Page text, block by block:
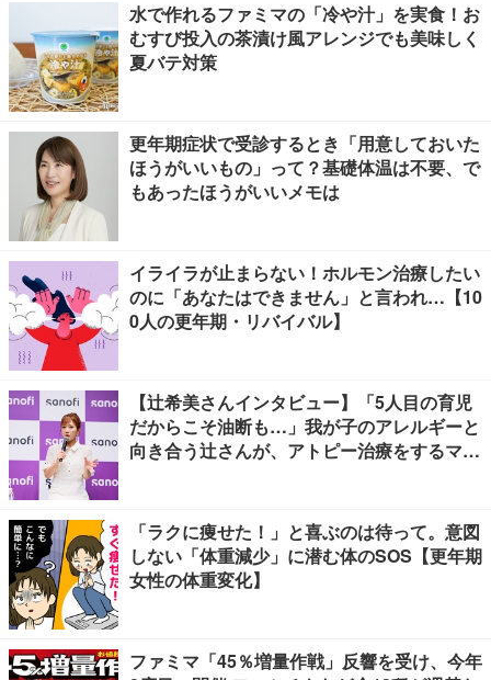
水で作れるファミマの「冷や汁」を実食！お
むすび投入の茶漬け風アレンジでも美味しく
夏バテ対策
更年期症状で受診するとき「用意しておいた
ほうがいいもの」って？基礎体温は不要、で
もあったほうがいいメモは
イライラが止まらない！ホルモン治療したい
のに「あなたはできません」と言われ…【10
0人の更年期・リバイバル】
【辻希美さんインタビュー】「5人目の育児
だからこそ油断も…」我が子のアレルギーと
向き合う辻さんが、アトピー治療をするママ
「ラクに痩せた！」と喜ぶのは待って。意図
しない「体重減少」に潜む体のSOS【更年期
女性の体重変化】
ファミマ「45％増量作戦」反響を受け、今年